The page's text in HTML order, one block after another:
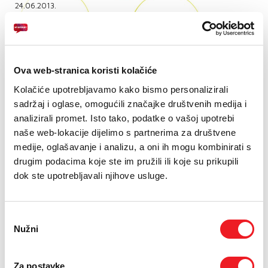
Ova web-stranica koristi kolačiće
Kolačiće upotrebljavamo kako bismo personalizirali
sadržaj i oglase, omogućili značajke društvenih medija i
analizirali promet. Isto tako, podatke o vašoj upotrebi
naše web-lokacije dijelimo s partnerima za društvene
medije, oglašavanje i analizu, a oni ih mogu kombinirati s
drugim podacima koje ste im pružili ili koje su prikupili
dok ste upotrebljavali njihove usluge.
pristanka
Nužni
Za postavke
PODRŠKA
TELEFONSKI IMENIK
24.06.2013.
U subotu, 29. lipnja 2013. godine, u Neumu počinje Osmi
međunarodni festival animiranog filma ''NAFF 2013.'', a HT
manifestacije.
Tijekom osam godina postojanja, na festivalu su
prikazivani filmovi iz čak 76 zemalja, uz sudjelovanje
velikog broja autora iz cijelog svijeta. Među njima bili su i
oni koji su svojim filmovima obilježili ovu vrstu umjetnosti
u svijetu i dobili najprestižnije nagrade, kakva je i Oscar,
pa je oskarovac Bill Plymton također je boravio na NAFF-
i predsjedavao filmskim žirijem.
I autor najgledanije aninmirane serije u povijesti, ''The
Simpsons'', Mike Reisse, također je prošle godine boravio
na ovom prestižnom festivalu, kao i crtač ''Gospodara
Murphy, a godinama festival pohode i autori